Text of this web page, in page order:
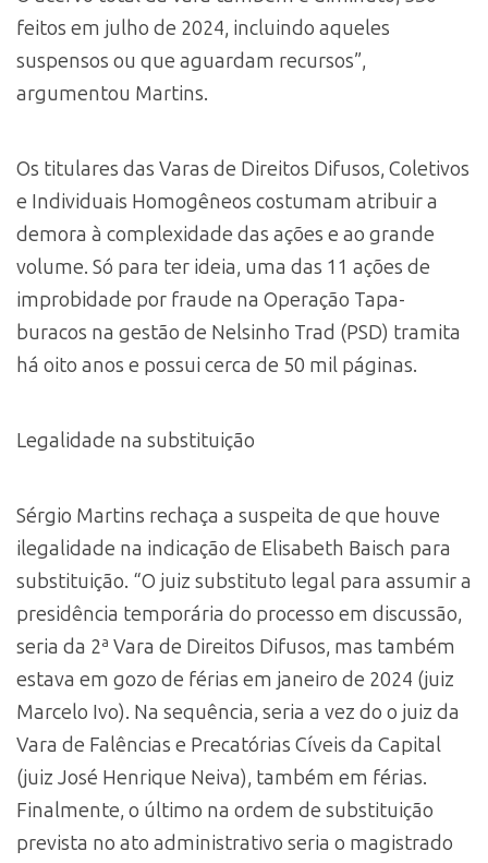
feitos em julho de 2024, incluindo aqueles
suspensos ou que aguardam recursos”,
argumentou Martins.
Os titulares das Varas de Direitos Difusos, Coletivos
e Individuais Homogêneos costumam atribuir a
demora à complexidade das ações e ao grande
volume. Só para ter ideia, uma das 11 ações de
improbidade por fraude na Operação Tapa-
buracos na gestão de Nelsinho Trad (PSD) tramita
há oito anos e possui cerca de 50 mil páginas.
Legalidade na substituição
Sérgio Martins rechaça a suspeita de que houve
ilegalidade na indicação de Elisabeth Baisch para
substituição. “O juiz substituto legal para assumir a
presidência temporária do processo em discussão,
seria da 2ª Vara de Direitos Difusos, mas também
estava em gozo de férias em janeiro de 2024 (juiz
Marcelo Ivo). Na sequência, seria a vez do o juiz da
Vara de Falências e Precatórias Cíveis da Capital
(juiz José Henrique Neiva), também em férias.
Finalmente, o último na ordem de substituição
prevista no ato administrativo seria o magistrado